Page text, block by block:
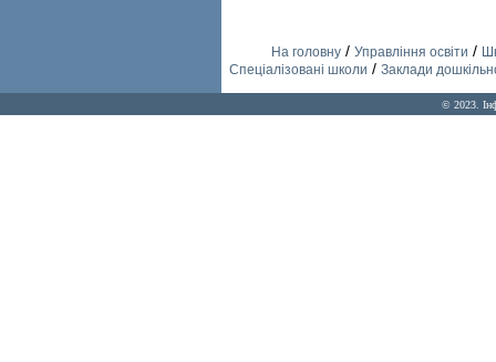
На головну/ Управління освіти /
Спеціалізовані школи / Заклади
© 2023.